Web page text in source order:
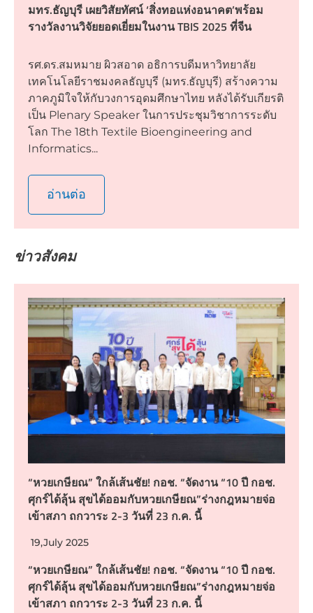
มทร.ธัญบุรี เผยวิสัยทัศน์ ‘สิ่งทอแห่งอนาคต’พร้อม
รางวัลงานวิจัยยอดเยี่ยมในงาน TBIS 2025 ที่จีน
รศ.ดร.สมหมาย ผิวสอาด อธิการบดีมหาวิทยาลัย
เทคโนโลยีราชมงคลธัญบุรี (มทร.ธัญบุรี) สร้างความ
ภาคภูมิใจให้กับวงการอุดมศึกษาไทย หลังได้รับเกียรติ
เป็น Plenary Speaker ในการประชุมวิชาการระดับ
โลก The 18th Textile Bioengineering and
Informatics...
อ่านต่อ
ข่าวสังคม
“หวยเกษียณ” ใกล้เส้นชัย! กอช. “จัดงาน “10 ปี กอช.
ศุกร์ได้ลุ้น สุขได้ออมกับหวยเกษียณ”ร่างกฎหมายจ่อ
เข้าสภา ถกวาระ 2-3 วันที่ 23 ก.ค. นี้
19,July 2025
“หวยเกษียณ” ใกล้เส้นชัย! กอช. “จัดงาน “10 ปี กอช.
ศุกร์ได้ลุ้น สุขได้ออมกับหวยเกษียณ”ร่างกฎหมายจ่อ
เข้าสภา ถกวาระ 2-3 วันที่ 23 ก.ค. นี้